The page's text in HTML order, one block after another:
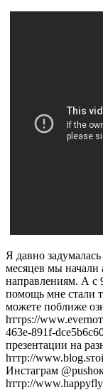
Я давно
месяцев мы начали
направлениям. А с
помощь мне стали
можете поближе
hттрs://
463е-891f-
презентации на
hттр://
Инстаграм
hттр://